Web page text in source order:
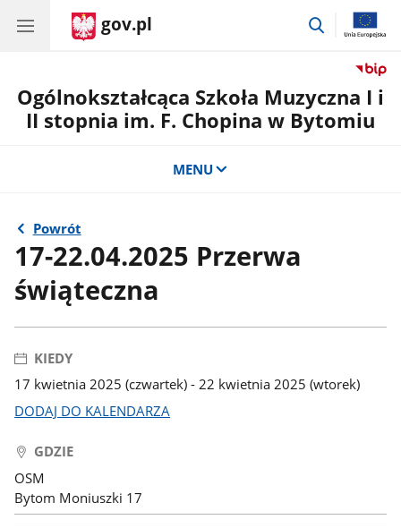
gov.pl
przejdź
Ogólnokształcąca Szkoła Muzyczna I i
II stopnia im. F. Chopina w Bytomiu
MENU
Powrót
17-22.04.2025 Przerwa
świąteczna
KIEDY
17 kwietnia 2025 (czwartek) - 22 kwietnia 2025 (wtorek)
DODAJ DO KALENDARZA
GDZIE
OSM
Bytom Moniuszki 17